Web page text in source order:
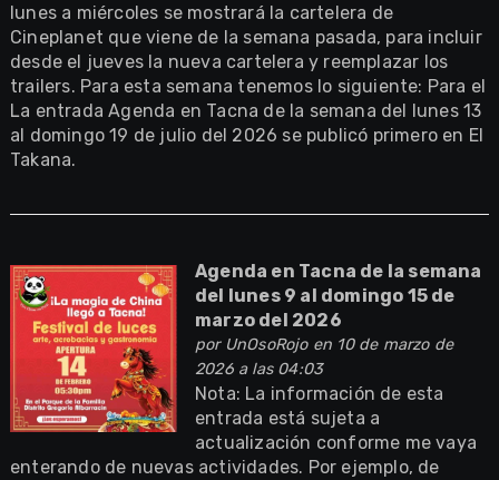
lunes a miércoles se mostrará la cartelera de
Cineplanet que viene de la semana pasada, para incluir
desde el jueves la nueva cartelera y reemplazar los
trailers. Para esta semana tenemos lo siguiente: Para el
La entrada Agenda en Tacna de la semana del lunes 13
al domingo 19 de julio del 2026 se publicó primero en El
Takana.
Agenda en Tacna de la semana
del lunes 9 al domingo 15 de
marzo del 2026
por UnOsoRojoen 10 de marzo de
2026 a las 04:03
Nota: La información de esta
entrada está sujeta a
actualización conforme me vaya
enterando de nuevas actividades. Por ejemplo, de